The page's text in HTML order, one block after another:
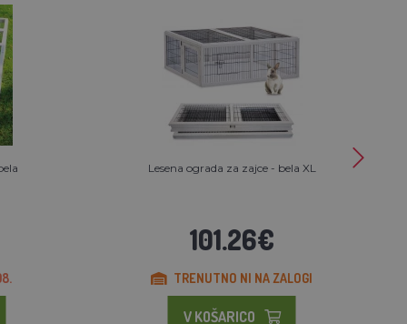
Lesena ograda za zajce - bela XL
101.26€
TRENUTNO NI NA ZALOGI
V KOŠARICO